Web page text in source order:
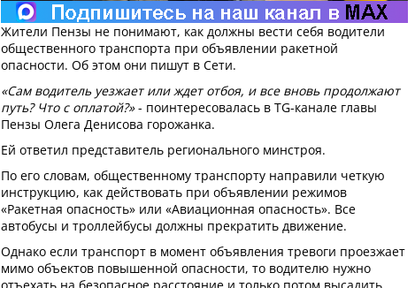
Жители Пензы не понимают, как должны вести себя водители
общественного транспорта при объявлении ракетной
опасности. Об этом они пишут в Сети.
«Сам водитель уезжает или ждет отбоя, и все вновь продолжают
путь? Что с оплатой?»- поинтересовалась в TG-канале главы
Пензы Олега Денисова горожанка.
Ей ответил представитель регионального минстроя.
По его словам, общественному транспорту направили четкую
инструкцию, как действовать при объявлении режимов
«Ракетная опасность» или «Авиационная опасность». Все
автобусы и троллейбусы должны прекратить движение.
Однако если транспорт в момент объявления тревоги проезжает
мимо объектов повышенной опасности, то водителю нужно